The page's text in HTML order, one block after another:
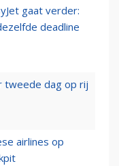
gaat verder:
deadline
tweede dag op rij
airlines op